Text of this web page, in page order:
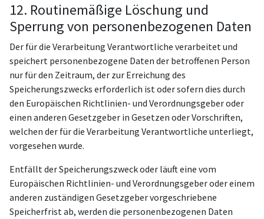
12. Routinemäßige Löschung und
Sperrung von personenbezogenen Daten
Der für die Verarbeitung Verantwortliche verarbeitet und
speichert personenbezogene Daten der betroffenen Person
nur für den Zeitraum, der zur Erreichung des
Speicherungszwecks erforderlich ist oder sofern dies durch
den Europäischen Richtlinien- und Verordnungsgeber oder
einen anderen Gesetzgeber in Gesetzen oder Vorschriften,
welchen der für die Verarbeitung Verantwortliche unterliegt,
vorgesehen wurde.
Entfällt der Speicherungszweck oder läuft eine vom
Europäischen Richtlinien- und Verordnungsgeber oder einem
anderen zuständigen Gesetzgeber vorgeschriebene
Speicherfrist ab, werden die personenbezogenen Daten